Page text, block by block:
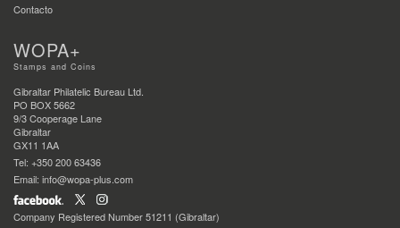
Contacto
WOPA+
Stamps and Coins
Gibraltar Philatelic Bureau Ltd.
PO BOX 5662
9/3 Cooperage Lane
Gibraltar
GX11 1AA
Tel: +350 200 63436
Email: info@wopa-plus.com
Company Registered Number 51211 (Gibraltar)